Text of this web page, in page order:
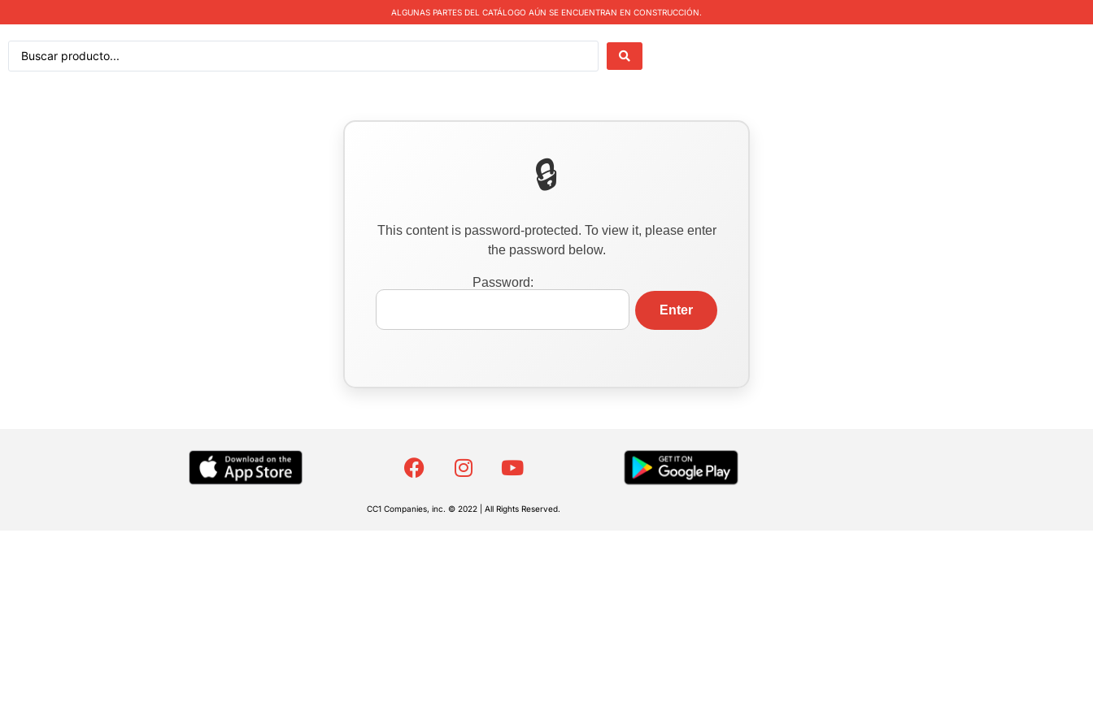
ALGUNAS PARTES DEL CATÁLOGO AÚN SE ENCUENTRAN EN CONSTRUCCIÓN.
This content is password-protected. To view it, please enter
the password below.
Password:
CC1 Companies, inc. © 2022 | All Rights Reserved.